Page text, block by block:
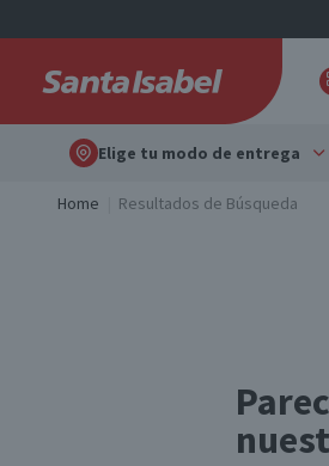
Elige tu modo de entrega
Home Resultados de Búsqueda